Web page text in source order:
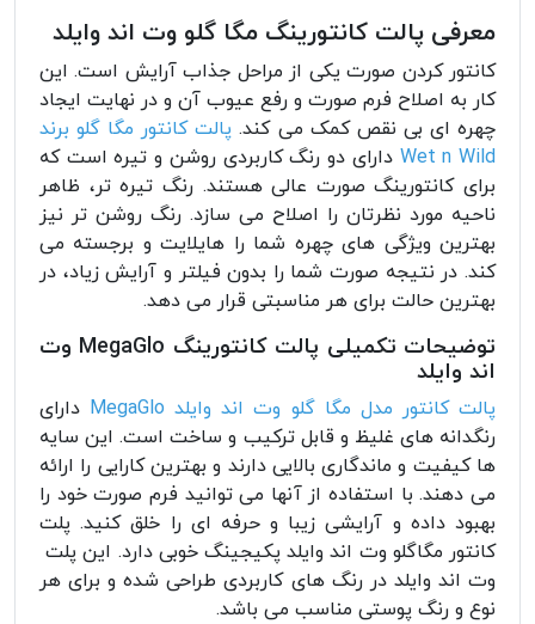
معرفی پالت کانتورینگ مگا گلو وت اند وایلد
کانتور کردن صورت یکی از مراحل جذاب آرایش است. این
کار به اصلاح فرم صورت و رفع عیوب آن و در نهایت ایجاد
چهره ای بی نقص کمک می کند.پالت کانتور مگا گلو برند
Wet n Wild دارای دو رنگ کاربردی روشن و تیره است که
برای کانتورینگ صورت عالی هستند. رنگ تیره تر، ظاهر
ناحیه مورد نظرتان را اصلاح می سازد. رنگ روشن تر نیز
بهترین ویژگی های چهره شما را هایلایت و برجسته می
کند. در نتیجه صورت شما را بدون فیلتر و آرایش زیاد، در
بهترین حالت برای هر مناسبتی قرار می دهد.
توضیحات تکمیلی پالت کانتورینگ MegaGlo وت
اند وایلد
پالت کانتور مدل مگا گلو وت اند وایلد MegaGlo
دارای
رنگدانه های غلیظ و قابل ترکیب و ساخت است. این سایه
ها کیفیت و ماندگاری بالایی دارند و بهترین کارایی را ارائه
می دهند. با استفاده از آنها می توانید فرم صورت خود را
بهبود داده و آرایشی زیبا و حرفه ای را خلق کنید. پلت
کانتور مگاگلو وت اند وایلد پکیجینگ خوبی دارد. این پلت
وت اند وایلد در رنگ های کاربردی طراحی شده و برای هر
نوع و رنگ پوستی مناسب می باشد.